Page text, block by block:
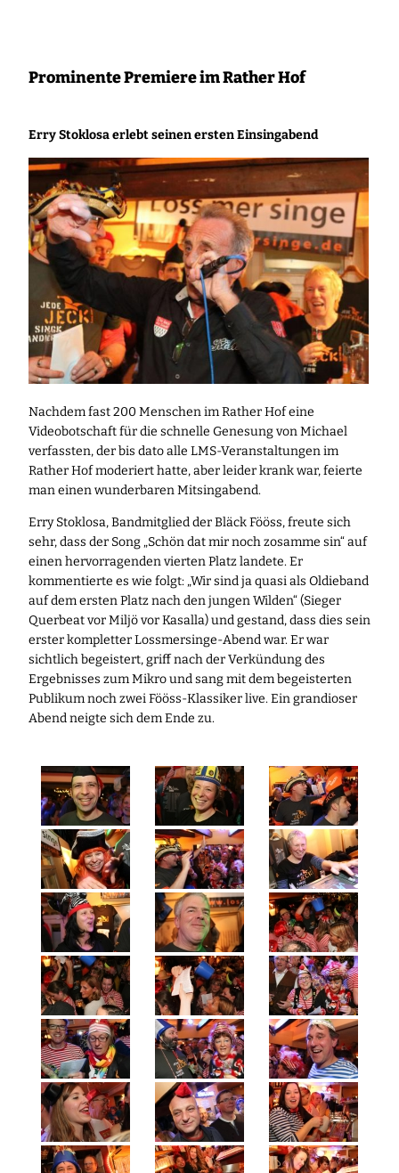
Prominente Premiere im Rather Hof
Erry Stoklosa erlebt seinen ersten Einsingabend
Nachdem fast 200 Menschen im Rather Hof eine
Videobotschaft für die schnelle Genesung von Michael
verfassten, der bis dato alle LMS-Veranstaltungen im
Rather Hof moderiert hatte, aber leider krank war, feierte
man einen wunderbaren Mitsingabend.
Erry Stoklosa, Bandmitglied der Bläck Fööss, freute sich
sehr, dass der Song „Schön dat mir noch zosamme sin“ auf
einen hervorragenden vierten Platz landete. Er
kommentierte es wie folgt: „Wir sind ja quasi als Oldieband
auf dem ersten Platz nach den jungen Wilden“ (Sieger
Querbeat vor Miljö vor Kasalla) und gestand, dass dies sein
erster kompletter Lossmersinge-Abend war. Er war
sichtlich begeistert, griff nach der Verkündung des
Ergebnisses zum Mikro und sang mit dem begeisterten
Publikum noch zwei Fööss-Klassiker live. Ein grandioser
Abend neigte sich dem Ende zu.